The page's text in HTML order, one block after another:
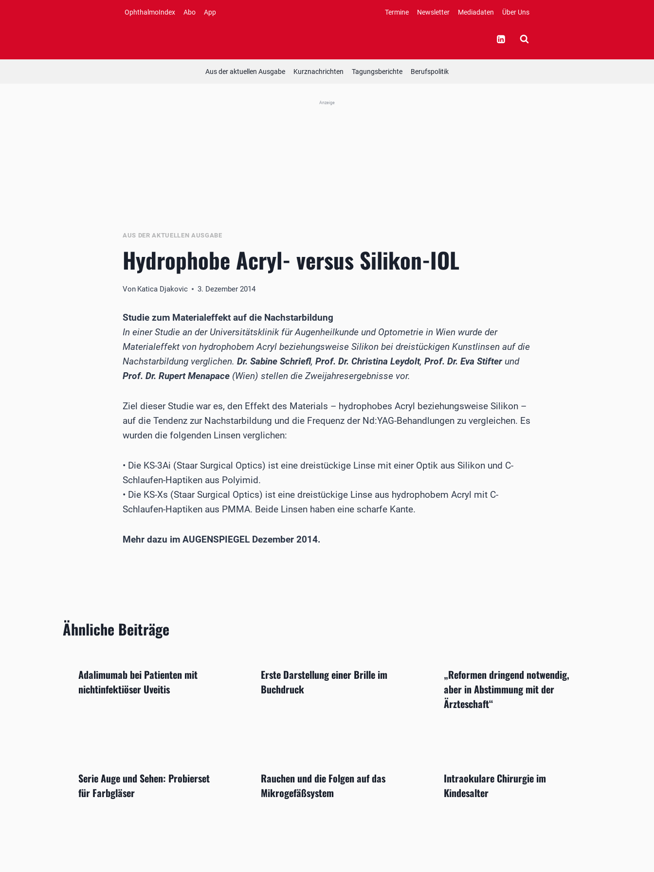
OphthalmoIndex Abo App Termine Newsletter Mediadaten Über Uns
Aus der aktuellen Ausgabe Kurznachrichten Tagungsberichte Berufspolitik
Anzeige
AUS DER AKTUELLEN AUSGABE
Hydrophobe Acryl- versus Silikon-IOL
Von Katica Djakovic 3. Dezember 2014
Studie zum Materialeffekt auf die Nachstarbildung
In einer Studie an der Universitätsklinik für Augenheilkunde und Optometrie in Wien wurde der
Materialeffekt von hydrophobem Acryl beziehungsweise Silikon bei dreistückigen Kunstlinsen auf die
Nachstarbildung verglichen. Dr. Sabine Schriefl, Prof. Dr. Christina Leydolt, Prof. Dr. Eva Stifterund
Prof. Dr. Rupert Menapace (Wien) stellen die Zweijahresergebnisse vor.
Ziel dieser Studie war es, den Effekt des Materials – hydrophobes Acryl beziehungsweise Silikon –
auf die Tendenz zur Nachstarbildung und die Frequenz der Nd:YAG-Behandlungen zu vergleichen. Es
wurden die folgenden Linsen verglichen:
• Die KS-3Ai (Staar Surgical Optics) ist eine dreistückige Linse mit einer Optik aus Silikon und C-
Schlaufen-Haptiken aus Polyimid.
• Die KS-Xs (Staar Surgical Optics) ist eine dreistückige Linse aus hydrophobem Acryl mit C-
Schlaufen-Haptiken aus PMMA. Beide Linsen haben eine scharfe Kante.
Mehr dazu im AUGENSPIEGEL Dezember 2014.
Ähnliche Beiträge
Adalimumab bei Patienten mit
nichtinfektiöser Uveitis
Erste Darstellung einer Brille im
Buchdruck
„Reformen dringend notwendig,
aber in Abstimmung mit der
Ärzteschaft“
Serie Auge und Sehen: Probierset
für Farbgläser
Rauchen und die Folgen auf das
Mikrogefäßsystem
Intraokulare Chirurgie im
Kindesalter